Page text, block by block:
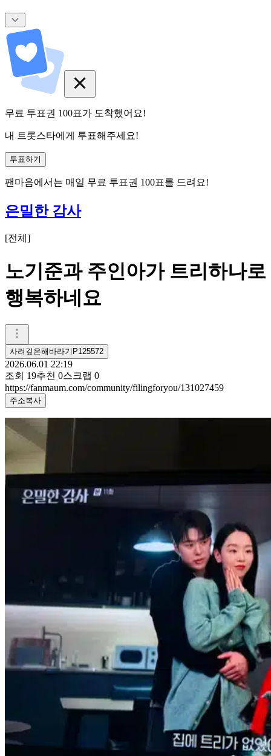
무료 투표권 100표가 도착했어요!
내 트롯스타에게 투표해주세요!
투표하기
팬마음에서는 매일 무료 투표권 100표를 드려요!
은밀한 감사
[전체 ]
노기준과 주인아가 트리하나로
행복하네요
사려깊은해바라기P125572
2026.06.01 22:19
조회 19추천 0스크랩 0
https://fanmaum.com/community/filingforyou/131027459
주소복사